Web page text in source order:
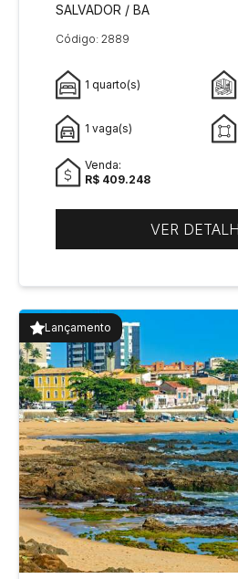
SALVADOR / BA
Código: 2889
1 quarto(s)
1 vaga(s)
Venda:
R$ 409.248
VER
Lançamento